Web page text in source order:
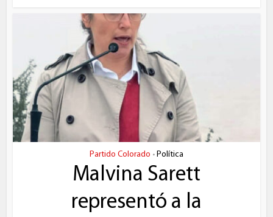
Partido Colorado • Política
Malvina Sarett
representó a la